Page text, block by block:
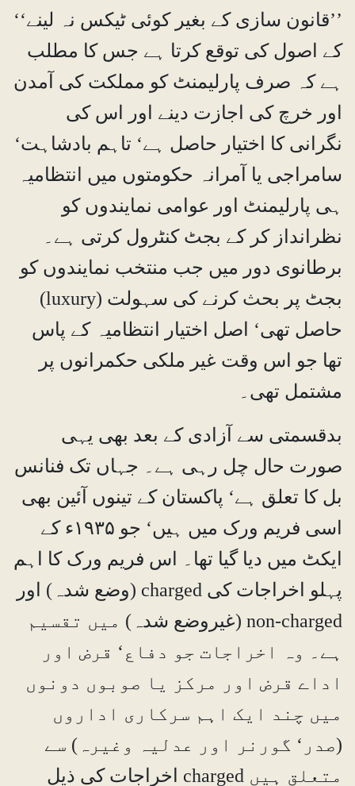
’’قانون سازی کے بغیر کوئی ٹیکس نہ لینے‘‘
کے اصول کی توقع کرتا ہے جس کا مطلب
ہے کہ صرف پارلیمنٹ کو مملکت کی آمدن
اور خرچ کی اجازت دینے اور اس کی
نگرانی کا اختیار حاصل ہے‘ تاہم بادشاہت‘
سامراجی یا آمرانہ حکومتوں میں انتظامیہ
ہی پارلیمنٹ اور عوامی نمایندوں کو
نظرانداز کر کے بجٹ کنٹرول کرتی ہے۔
برطانوی دور میں جب منتخب نمایندوں کو
بجٹ پر بحث کرنے کی سہولت (luxury)
حاصل تھی‘ اصل اختیار انتظامیہ کے پاس
تھا جو اس وقت غیر ملکی حکمرانوں پر
مشتمل تھی۔
بدقسمتی سے آزادی کے بعد بھی یہی
صورت حال چل رہی ہے۔ جہاں تک فنانس
بل کا تعلق ہے‘ پاکستان کے تینوں آئین بھی
اسی فریم ورک میں ہیں‘ جو ۱۹۳۵ء کے
ایکٹ میں دیا گیا تھا۔ اس فریم ورک کا اہم
پہلو اخراجات کی charged (وضع شدہ) اور
non-charged (غیروضع شدہ) میں تقسیم
ہے۔ وہ اخراجات جو دفاع‘ قرض اور
اداے قرض اور مرکز یا صوبوں دونوں
میں چند ایک اہم سرکاری اداروں
(صدر‘ گورنر اور عدلیہ وغیرہ) سے
متعلق ہیں charged اخراجات کی ذیل